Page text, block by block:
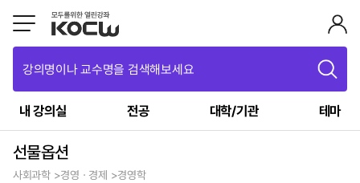
강의명이나 교수명을 검색해보세요
내 강의실 전공 대학/기관 테마
선물옵션
사회과학 >경영ㆍ경제 >경영학